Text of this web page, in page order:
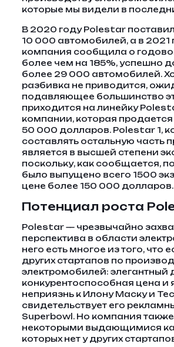
которые мы видели в
В 2020 году Polestar
10 000 автомобилей, а в 2021
компания сообщила о
более чем на 185%, успешно
более 29 000 автомобилей.
разбивка не приводится,
подавляющее большинство
приходится на линейку
компании, которая продается
50 000 долларов. Polestar 1,
составлять остальную часть
является в высшей степени
поскольку, как сообщается,
было выпущено всего 1500
цене более 150 000 долларов.
Потенциал роста
Polestar — чрезвычайно
перспектива в области
него есть многое из того, что
других стартапов по
электромобилей: элегантный
конкурентоспособная цена и
неприязнь к Илону Маску и
свидетельствует его
Superbowl. Но компания
некоторыми выдающимися
которых нет у других